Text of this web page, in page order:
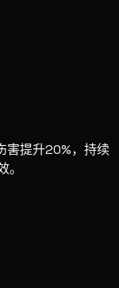
害提升20%，持续